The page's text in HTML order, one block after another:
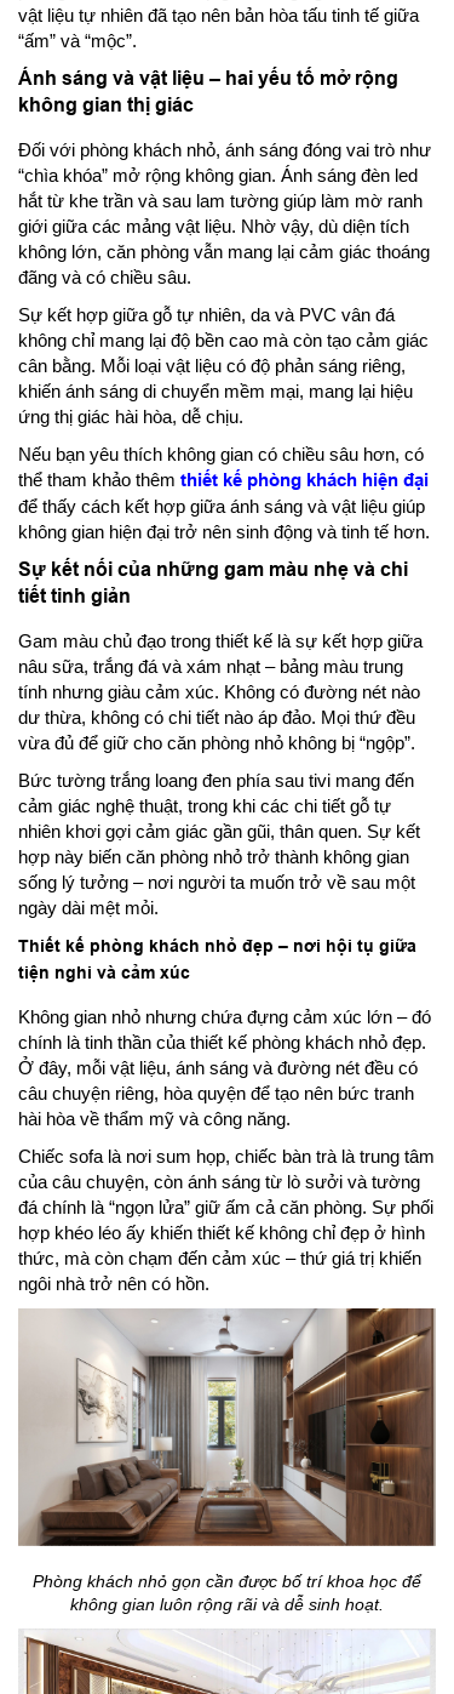
vật liệu tự nhiên đã tạo nên bản hòa tấu tinh tế giữa
“ấm” và “mộc”.
Ánh sáng và vật liệu – hai yếu tố mở rộng
không gian thị giác
Đối với phòng khách nhỏ, ánh sáng đóng vai trò như
“chìa khóa” mở rộng không gian. Ánh sáng đèn led
hắt từ khe trần và sau lam tường giúp làm mờ ranh
giới giữa các mảng vật liệu. Nhờ vậy, dù diện tích
không lớn, căn phòng vẫn mang lại cảm giác thoáng
đãng và có chiều sâu.
Sự kết hợp giữa gỗ tự nhiên, da và PVC vân đá
không chỉ mang lại độ bền cao mà còn tạo cảm giác
cân bằng. Mỗi loại vật liệu có độ phản sáng riêng,
khiến ánh sáng di chuyển mềm mại, mang lại hiệu
ứng thị giác hài hòa, dễ chịu.
Nếu bạn yêu thích không gian có chiều sâu hơn, có
thể tham khảo thêm thiết kế phòng khách hiện đại
để thấy cách kết hợp giữa ánh sáng và vật liệu giúp
không gian hiện đại trở nên sinh động và tinh tế hơn.
Sự kết nối của những gam màu nhẹ và chi
tiết tinh giản
Gam màu chủ đạo trong thiết kế là sự kết hợp giữa
nâu sữa, trắng đá và xám nhạt – bảng màu trung
tính nhưng giàu cảm xúc. Không có đường nét nào
dư thừa, không có chi tiết nào áp đảo. Mọi thứ đều
vừa đủ để giữ cho căn phòng nhỏ không bị “ngộp”.
Bức tường trắng loang đen phía sau tivi mang đến
cảm giác nghệ thuật, trong khi các chi tiết gỗ tự
nhiên khơi gợi cảm giác gần gũi, thân quen. Sự kết
hợp này biến căn phòng nhỏ trở thành không gian
sống lý tưởng – nơi người ta muốn trở về sau một
ngày dài mệt mỏi.
Thiết kế phòng khách nhỏ đẹp – nơi hội tụ giữa
tiện nghi và cảm xúc
Không gian nhỏ nhưng chứa đựng cảm xúc lớn – đó
chính là tinh thần của thiết kế phòng khách nhỏ đẹp.
Ở đây, mỗi vật liệu, ánh sáng và đường nét đều có
câu chuyện riêng, hòa quyện để tạo nên bức tranh
hài hòa về thẩm mỹ và công năng.
Chiếc sofa là nơi sum họp, chiếc bàn trà là trung tâm
của câu chuyện, còn ánh sáng từ lò sưởi và tường
đá chính là “ngọn lửa” giữ ấm cả căn phòng. Sự phối
hợp khéo léo ấy khiến thiết kế không chỉ đẹp ở hình
thức, mà còn chạm đến cảm xúc – thứ giá trị khiến
ngôi nhà trở nên có hồn.
Phòng khách nhỏ gọn cần được bố trí khoa học để
không gian luôn rộng rãi và dễ sinh hoạt.